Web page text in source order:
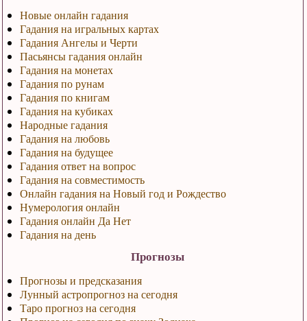
Новые онлайн гадания
Гадания на игральных картах
Гадания Ангелы и Черти
Пасьянсы гадания онлайн
Гадания на монетах
Гадания по рунам
Гадания по книгам
Гадания на кубиках
Народные гадания
Гадания на любовь
Гадания на будущее
Гадания ответ на вопрос
Гадания на совместимость
Онлайн гадания на Новый год и Рождество
Нумерология онлайн
Гадания онлайн Да Нет
Гадания на день
Прогнозы
Прогнозы и предсказания
Лунный астропрогноз на сегодня
Таро прогноз на сегодня